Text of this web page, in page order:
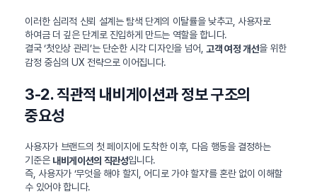
이러한 심리적 신뢰 설계는 탐색 단계의 이탈률을 낮추고, 사용자로
하여금 더 깊은 단계로 진입하게 만드는 역할을 합니다.
결국 ‘첫인상 관리’는 단순한 시각 디자인을 넘어, 고객 여정 개선을 위한
감정 중심의 UX 전략으로 이어집니다.
3-2. 직관적 내비게이션과 정보 구조의
중요성
사용자가 브랜드의 첫 페이지에 도착한 이후, 다음 행동을 결정하는
기준은 내비게이션의 직관성입니다.
즉, 사용자가 ‘무엇을 해야 할지, 어디로 가야 할지’를 혼란 없이 이해할
수 있어야 합니다.